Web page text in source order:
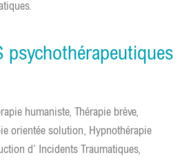
psychothérapeutiques
humaniste, Thérapie brève,
orientée solution, Hypnothérapie
d’ Incidents Traumatiques,